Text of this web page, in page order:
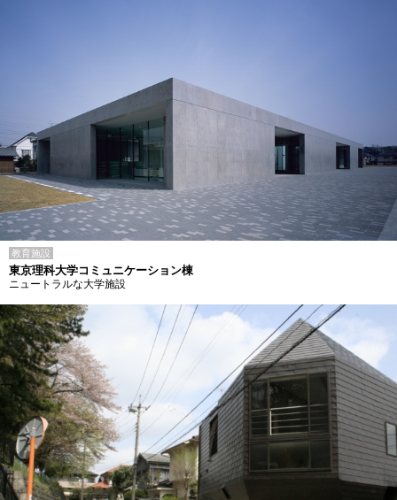
教育施設
東京理科大学コミュニケーション棟
ニュートラルな大学施設